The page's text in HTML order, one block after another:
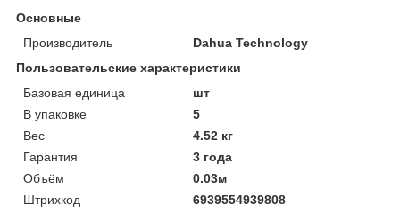
Основные
Производитель
Dahua Technology
Пользовательские характеристики
Базовая единица
шт
В упаковке
5
Вес
4.52 кг
Гарантия
3 года
Объём
0.03м
Штрихкод
6939554939808